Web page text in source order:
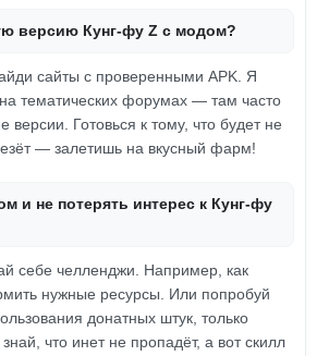
версию Кунг-фу Z с модом?
сайты с проверенными APK. Я
тематических форумах — там часто
версии. Готовься к тому, что будет не
— залетишь на вкусный фарм!
и не потерять интерес к Кунг-фу
себе челленджи. Например, как
нужные ресурсы. Или попробуй
донатных штук, только
что инет не пропадёт, а вот скилл